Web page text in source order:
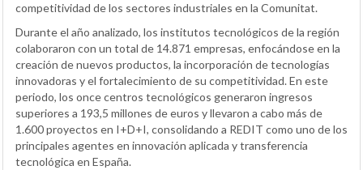
competitividad de los sectores industriales en la Comunitat.
Durante el año analizado, los institutos tecnológicos de la región
colaboraron con un total de 14.871 empresas, enfocándose en la
creación de nuevos productos, la incorporación de tecnologías
innovadoras y el fortalecimiento de su competitividad. En este
periodo, los once centros tecnológicos generaron ingresos
superiores a 193,5 millones de euros y llevaron a cabo más de
1.600 proyectos en I+D+I, consolidando a REDIT como uno de los
principales agentes en innovación aplicada y transferencia
tecnológica en España.